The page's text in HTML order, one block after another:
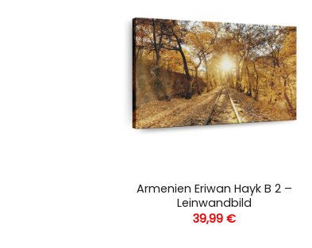
Armenien Eriwan Hayk B 2 –
Leinwandbild
39,99€